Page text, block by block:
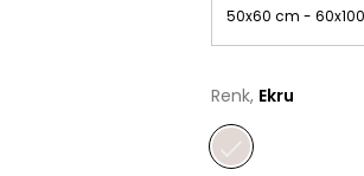
50x60 cm -
Renk, Ekru